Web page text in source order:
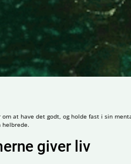
at have det godt, og holde fast i sin
helbrede.
giver liv